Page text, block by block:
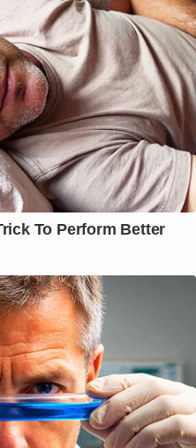
To Perform Better